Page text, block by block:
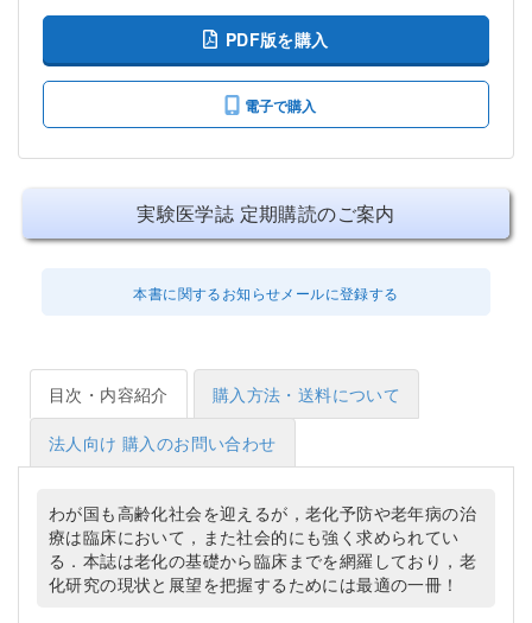
PDF版を購入
電子で購入
実験医学誌 定期購読のご案内
本書に関するお知らせメールに登録する
目次・内容紹介 購入方法・送料について
法人向け 購入のお問い合わせ
わが国も高齢化社会を迎えるが，老化予防や老年病の治
療は臨床において，また社会的にも強く求められてい
る．本誌は老化の基礎から臨床までを網羅しており，老
化研究の現状と展望を把握するためには最適の一冊！